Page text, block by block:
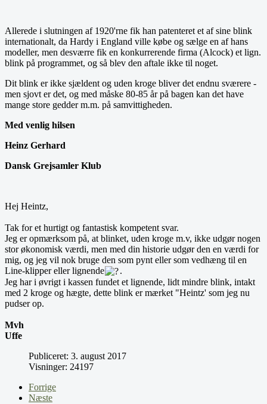
Allerede i slutningen af 1920'rne fik han patenteret et af sine blink
internationalt, da Hardy i England ville købe og sælge en af hans
modeller, men desværre fik en konkurrerende firma (Alcock) et lign.
blink på programmet, og så blev den aftale ikke til noget.
Dit blink er ikke sjældent og uden kroge bliver det endnu sværere -
men sjovt er det, og med måske 80-85 år på bagen kan det have
mange store gedder m.m. på samvittigheden.
Med venlig hilsen
Heinz Gerhard
Dansk Grejsamler Klub
Hej Heintz,
Tak for et hurtigt og fantastisk kompetent svar.
Jeg er opmærksom på, at blinket, uden kroge m.v, ikke udgør nogen
stor økonomisk værdi, men med din historie udgør den en værdi for
mig, og jeg vil nok bruge den som pynt eller som vedhæng til en
Line-klipper eller lignende
.
Jeg har i øvrigt i kassen fundet et lignende, lidt mindre blink, intakt
med 2 kroge og hægte, dette blink er mærket "Heintz' som jeg nu
pudser op.
Mvh
Uffe
Publiceret: 3. august 2017
Visninger: 24197
Forrige
Næste